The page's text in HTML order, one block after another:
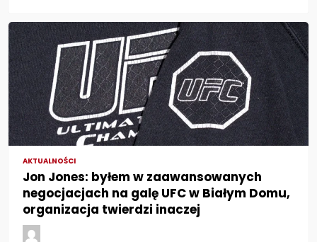
AKTUALNOŚCI
Jon Jones: byłem w zaawansowanych
negocjacjach na galę UFC w Białym Domu,
organizacja twierdzi inaczej